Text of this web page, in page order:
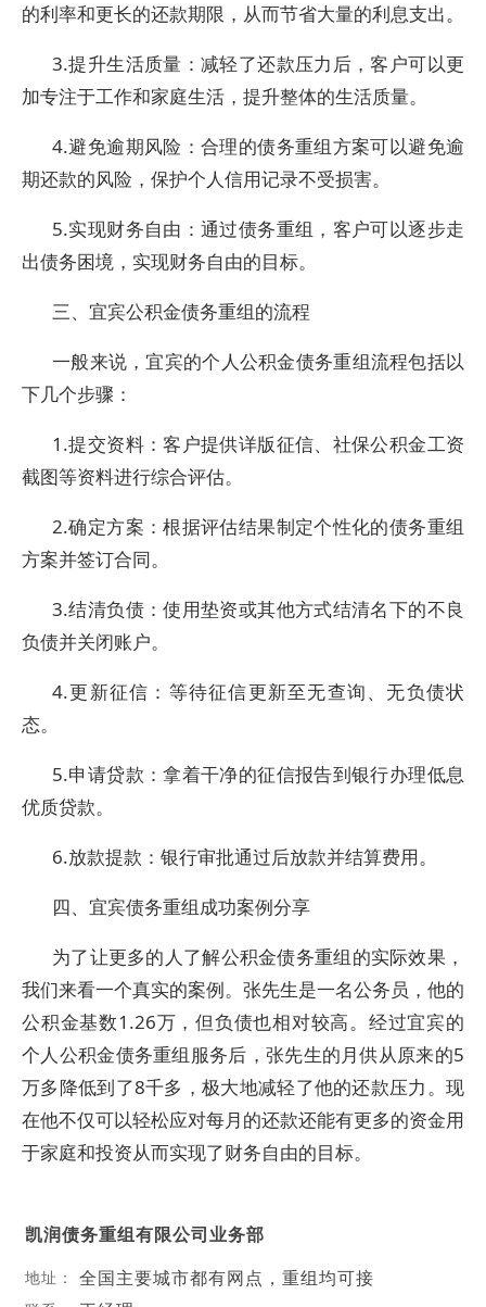
的利率和更长的还款期限，从而节省大量的利息支出。
3.提升生活质量：减轻了还款压力后，客户可以更
加专注于工作和家庭生活，提升整体的生活质量。
4.避免逾期风险：合理的债务重组方案可以避免逾
期还款的风险，保护个人信用记录不受损害。
5.实现财务自由：通过债务重组，客户可以逐步走
出债务困境，实现财务自由的目标。
三、宜宾公积金债务重组的流程
一般来说，宜宾的个人公积金债务重组流程包括以
下几个步骤：
1.提交资料：客户提供详版征信、社保公积金工资
截图等资料进行综合评估。
2.确定方案：根据评估结果制定个性化的债务重组
方案并签订合同。
3.结清负债：使用垫资或其他方式结清名下的不良
负债并关闭账户。
4.更新征信：等待征信更新至无查询、无负债状
态。
5.申请贷款：拿着干净的征信报告到银行办理低息
优质贷款。
6.放款提款：银行审批通过后放款并结算费用。
四、宜宾债务重组成功案例分享
为了让更多的人了解公积金债务重组的实际效果，
我们来看一个真实的案例。张先生是一名公务员，他的
公积金基数1.26万，但负债也相对较高。经过宜宾的
个人公积金债务重组服务后，张先生的月供从原来的5
万多降低到了8千多，极大地减轻了他的还款压力。现
在他不仅可以轻松应对每月的还款还能有更多的资金用
于家庭和投资从而实现了财务自由的目标。
凯润债务重组有限公司业务部
地址： 全国主要城市都有网点，重组均可接